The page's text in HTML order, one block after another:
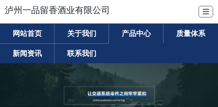
泸州一品留香酒业有限公司 ☰
网站首页 关于我们 产品中心 质量体系
新闻资讯 联系我们